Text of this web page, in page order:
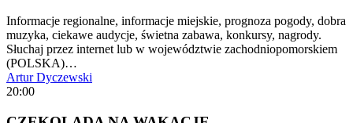
Informacje regionalne, informacje miejskie, prognoza pogody, dobra
muzyka, ciekawe audycje, świetna zabawa, konkursy, nagrody.
Słuchaj przez internet lub w województwie zachodniopomorskiem
(POLSKA)…
Artur Dyczewski
20:00